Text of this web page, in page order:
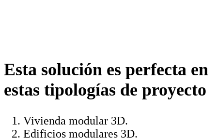
Esta solución es perfecta en
estas tipologías de proyecto
Vivienda modular 3D.
Edificios modulares 3D.